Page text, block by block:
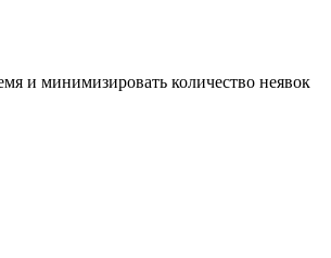
и минимизировать количество неявок